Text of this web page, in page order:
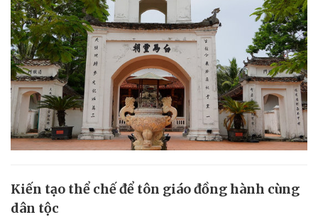
Kiến tạo thể chế để tôn giáo đồng hành cùng
dân tộc